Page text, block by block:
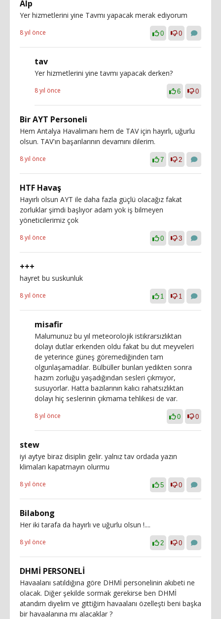
Alp
Yer hizmetlerini yine Tavmı yapacak merak ediyorum
8 yıl önce 0 0
tav
Yer hizmetlerini yine tavmı yapacak derken?
8 yıl önce 6 0
Bir AYT Personeli
Hem Antalya Havalimanı hem de TAV için hayırlı, uğurlu
olsun. TAV'ın başarılarının devamını dilerim.
8 yıl önce 7 2
HTF Havaş
Hayırlı olsun AYT ile daha fazla güçlü olacağız fakat
zorluklar şimdi başlıyor adam yok iş bilmeyen
yöneticilerimiz çok
8 yıl önce 0 3
+++
hayret bu suskunluk
8 yıl önce 1 1
misafir
Malumunuz bu yıl meteorolojik istikrarsızlıktan
dolayı dutlar erkenden oldu fakat bu dut meyveleri
de yeterince güneş göremediğinden tam
olgunlaşamadılar. Bülbüller bunları yedikten sonra
hazım zorluğu yaşadığından sesleri çıkmıyor,
susuyorlar. Hatta bazılarının kalıcı rahatsızlıktan
dolayı hiç seslerinin çıkmama tehlikesi de var.
8 yıl önce 0 0
stew
iyi aytye biraz disiplin gelir. yalnız tav ordada yazın
klimaları kapatmayın olurmu
8 yıl önce 5 0
Bilabong
Her iki tarafa da hayırlı ve uğurlu olsun !....
8 yıl önce 2 0
DHMİ PERSONELİ
Havaalanı satıldığına göre DHMİ personelinin akıbeti ne
olacak. Diğer şekilde sormak gerekirse ben DHMİ
atandım diyelim ve gittiğim havaalanı özelleşti beni başka
bir havaalanına mı alacaklar ?